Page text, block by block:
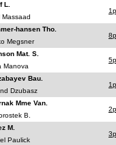
L.
Massaad
hansen Tho.
Megsner
Mat. S.
Manova
Bau.
Dzubasz
Mme Van.
B.
M.
Paulick